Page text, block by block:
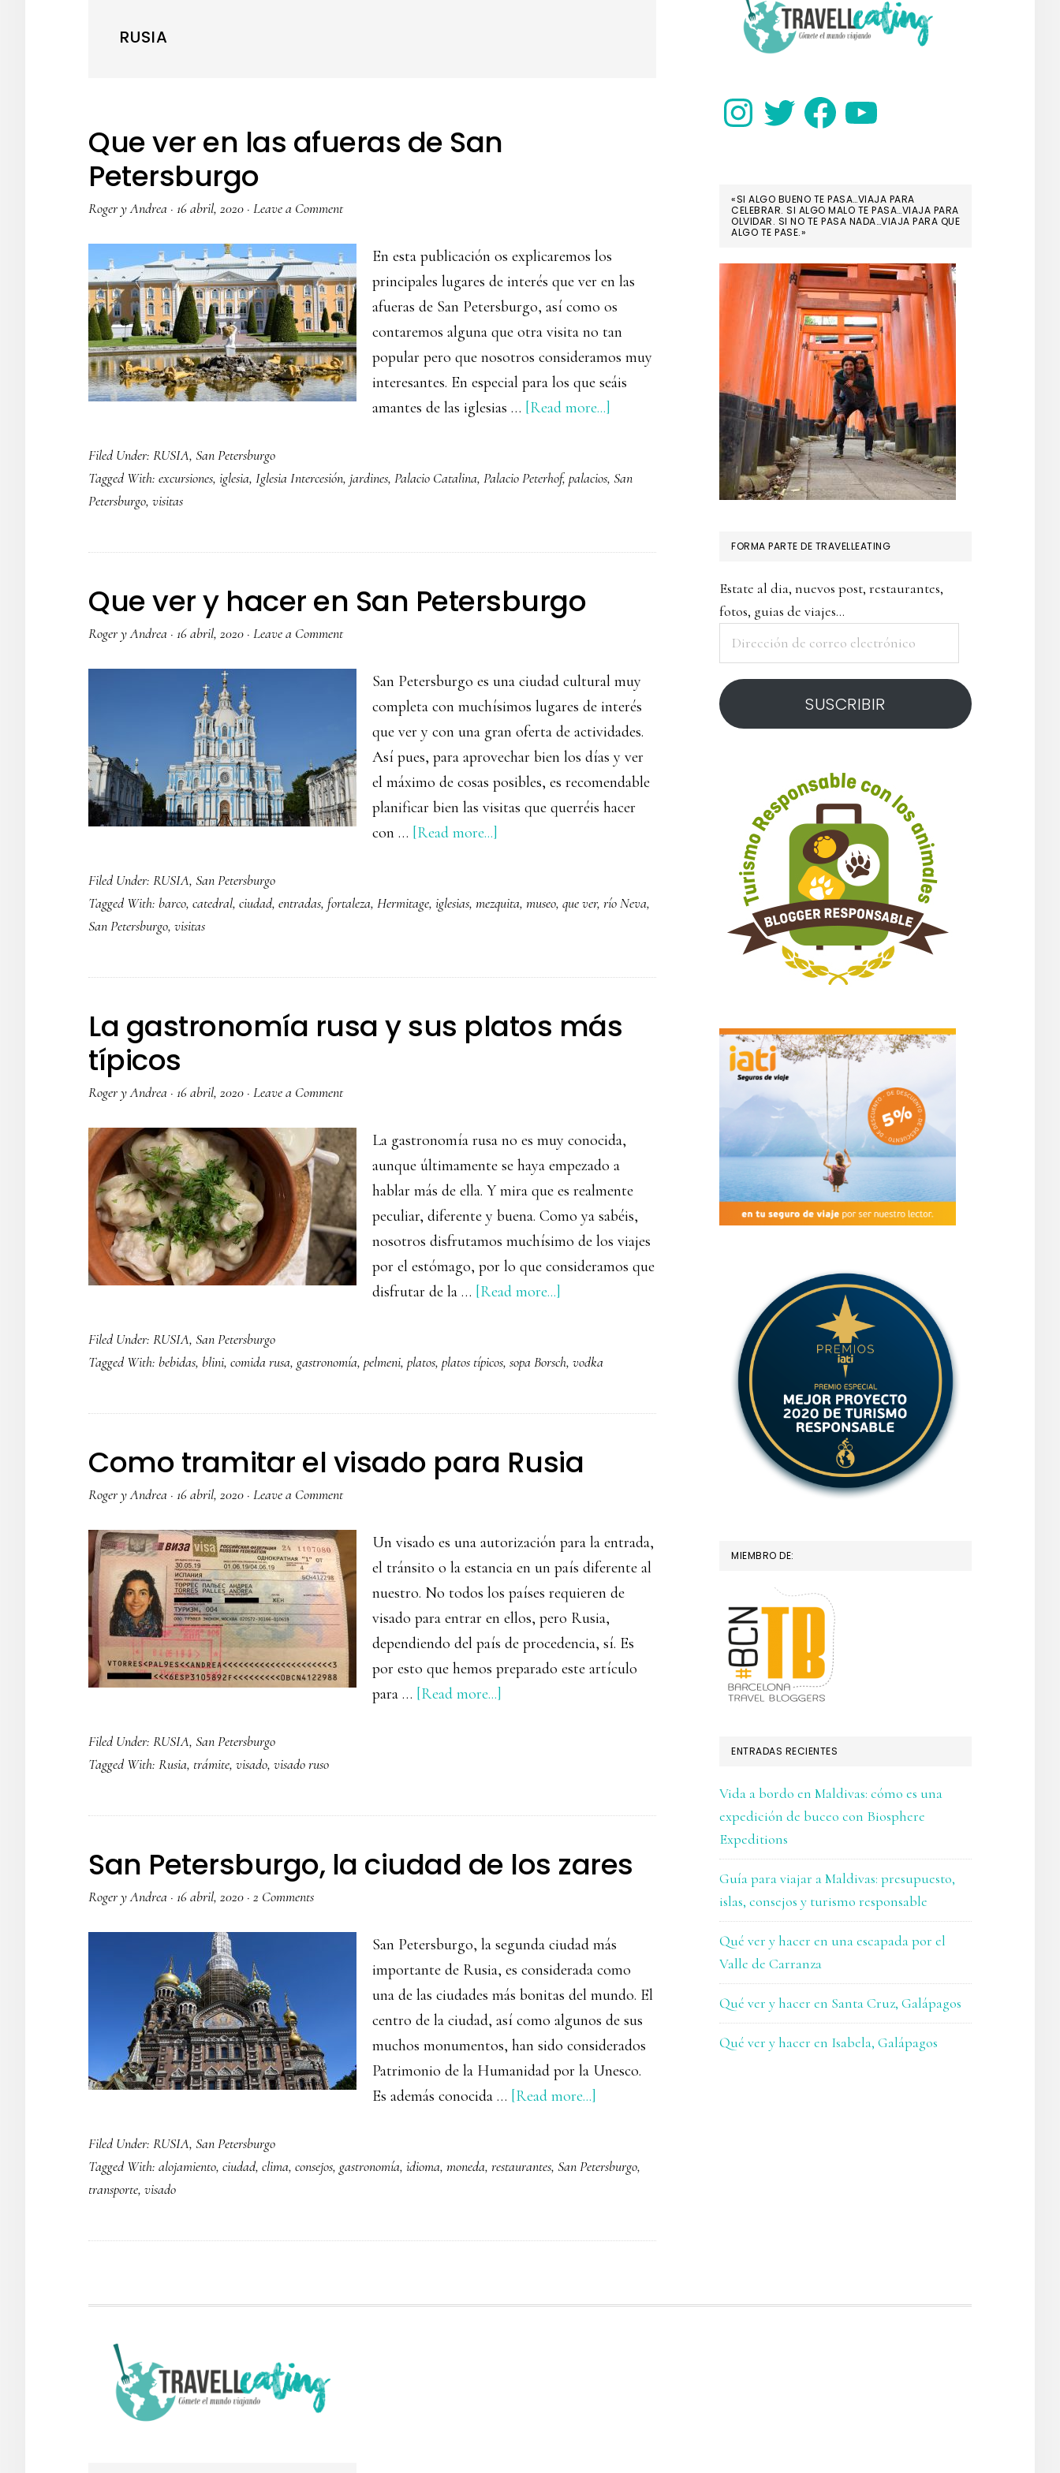
RUSIA
Que ver en las afueras de San
Petersburgo
Roger y Andrea · 16 abril, 2020 · Leave a Comment
En esta publicación os explicaremos los
principales lugares de interés que ver en las
afueras de San Petersburgo, así como os
contaremos alguna que otra visita no tan
popular pero que nosotros consideramos muy
interesantes. En especial para los que seáis
amantes de las iglesias … [Read more...]
en
de
Filed Under: RUSIA, San Petersburgo
Tagged With: excursiones, iglesia, Iglesia Intercesión, jardines, Palacio Catalina, Palacio Peterhof, palacios, San
Petersburgo, visitas
Que ver y hacer en San Petersburgo
Roger y Andrea · 16 abril, 2020 · Leave a Comment
San Petersburgo es una ciudad cultural muy
completa con muchísimos lugares de interés
que ver y con una gran oferta de actividades.
Así pues, para aprovechar bien los días y ver
el máximo de cosas posibles, es recomendable
planificar bien las visitas que querréis hacer
con … [Read more...]
y
San
Filed Under: RUSIA, San Petersburgo
Tagged With: barco, catedral, ciudad, entradas, fortaleza, Hermitage, iglesias, mezquita, museo, que ver, río Neva,
San Petersburgo, visitas
La gastronomía rusa y sus platos más
típicos
Roger y Andrea · 16 abril, 2020 · Leave a Comment
La gastronomía rusa no es muy conocida,
aunque últimamente se haya empezado a
hablar más de ella. Y mira que es realmente
peculiar, diferente y buena. Como ya sabéis,
nosotros disfrutamos muchísimo de los viajes
por el estómago, por lo que consideramos que
disfrutar de la … [Read more...]
rusa
sus
más
Filed Under: RUSIA, San Petersburgo
Tagged With: bebidas, blini, comida rusa, gastronomía, pelmeni, platos, platos típicos, sopa Borsch, vodka
Como tramitar el visado para Rusia
Roger y Andrea · 16 abril, 2020 · Leave a Comment
Un visado es una autorización para la entrada,
el tránsito o la estancia en un país diferente al
nuestro. No todos los países requieren de
visado para entrar en ellos, pero Rusia,
dependiendo del país de procedencia, sí. Es
por esto que hemos preparado este artículo
para … [Read more...]
para
Filed Under: RUSIA, San Petersburgo
Tagged With: Rusia, trámite, visado, visado ruso
San Petersburgo, la ciudad de los zares
Roger y Andrea · 16 abril, 2020 · 2 Comments
San Petersburgo, la segunda ciudad más
importante de Rusia, es considerada como
una de las ciudades más bonitas del mundo. El
centro de la ciudad, así como algunos de sus
muchos monumentos, han sido considerados
Patrimonio de la Humanidad por la Unesco.
Es además conocida … [Read more...]
la
los
Filed Under: RUSIA, San Petersburgo
Tagged With: alojamiento, ciudad, clima, consejos, gastronomía, idioma, moneda, restaurantes, San Petersburgo,
transporte, visado
SIDEBAR
InstagramTwitter FacebookYouTube
«SI ALGO BUENO TE PASA…VIAJA PARA
CELEBRAR. SI ALGO MALO TE PASA…VIAJA PARA
OLVIDAR. SI NO TE PASA NADA…VIAJA PARA QUE
ALGO TE PASE.»
FORMA PARTE DE TRAVELLEATING
Estate al dia, nuevos post, restaurantes,
fotos, guias de viajes...
correo
electrónico
SUSCRIBIR
MIEMBRO DE:
ENTRADAS RECIENTES
Vida a bordo en Maldivas: cómo es una
expedición de buceo con Biosphere
Expeditions
Guía para viajar a Maldivas: presupuesto,
islas, consejos y turismo responsable
Qué ver y hacer en una escapada por el
Valle de Carranza
Qué ver y hacer en Santa Cruz, Galápagos
Qué ver y hacer en Isabela, Galápagos
FOOTER